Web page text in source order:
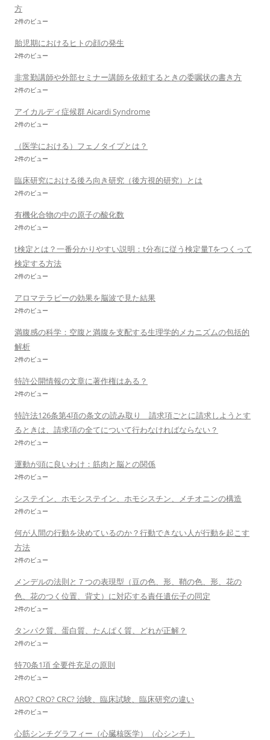
方
2件のビュー
胎児期におけるヒトの顔の発生
2件のビュー
非常勤講師や外部セミナー講師を依頼するときの委嘱状の書き方
2件のビュー
アイカルディ症候群 Aicardi Syndrome
2件のビュー
（医学における）フェノタイプとは？
2件のビュー
臨床研究における後ろ向き研究（後方視的研究）とは
2件のビュー
有機化合物の中の原子の酸化数
2件のビュー
t検定とは？一番分かりやすい説明：t分布に従う検定量Tをつくって
検定する方法
2件のビュー
アロマテラピーの効果を脳波で見た結果
2件のビュー
満腹感の科学：空腹と満腹を支配する生理学的メカニズムの包括的
解析
2件のビュー
特許公開情報の文章に著作権はある？
2件のビュー
特許法126条第4項の条文の読み取り 請求項ごとに請求しようとす
るときは、請求項の全てについて行わなければならない？
2件のビュー
運動が頭に良いわけ：筋肉と脳との関係
2件のビュー
システイン、ホモシステイン、ホモシスチン、メチオニンの構造
2件のビュー
何が人間の行動を決めているのか？行動できない人が行動を起こす
方法
2件のビュー
メンデルの法則と７つの表現型（豆の色、形、鞘の色、形、花の
色、花のつく位置、背丈）に対応する責任遺伝子の同定
2件のビュー
タンパク質、蛋白質、たんぱく質、どれが正解？
2件のビュー
特70条1項 全要件充足の原則
2件のビュー
ARO? CRO? CRC? 治験、臨床試験、臨床研究の違い
2件のビュー
心筋シンチグラフィー（心臓核医学）（心シンチ）